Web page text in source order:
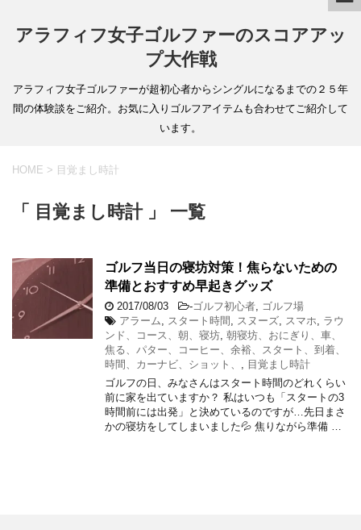
アラフィフ女子ゴルファーのスコアアッ
プ大作戦
アラフィフ女子ゴルファーが超初心者からシングルになるまでの２５年
間の体験談をご紹介。お気に入りゴルフアイテムも合わせてご紹介して
います。
HOME > 目覚まし時計
「 目覚まし時計 」 一覧
ゴルフ当日の寝坊対策！焦らないための
準備とおすすめ早起きグッズ
2017/08/03 -ゴルフ初心者
ゴルフ場
アラーム
スタート時間 スヌーズ スマホ
ラウ
ンド、コース、朝、寝坊 朝寝坊、おにぎり、車、
焦る、パター、コーヒー、余裕、スタート、到着、
時間、カーナビ、ショット、
目覚まし時計
ゴルフの日、みなさんはスタート時間のどれくらい
前に家を出ていますか？ 私はいつも「スタートの3
時間前には出発」と決めているのですが…先日まさ
かの寝坊をしてしまいました💦 焦りながら準備 …